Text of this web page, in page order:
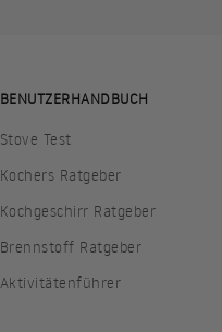
BENUTZERHANDBUCH
Stove Test
Kochers Ratgeber
Kochgeschirr Ratgeber
Brennstoff Ratgeber
Aktivitätenführer